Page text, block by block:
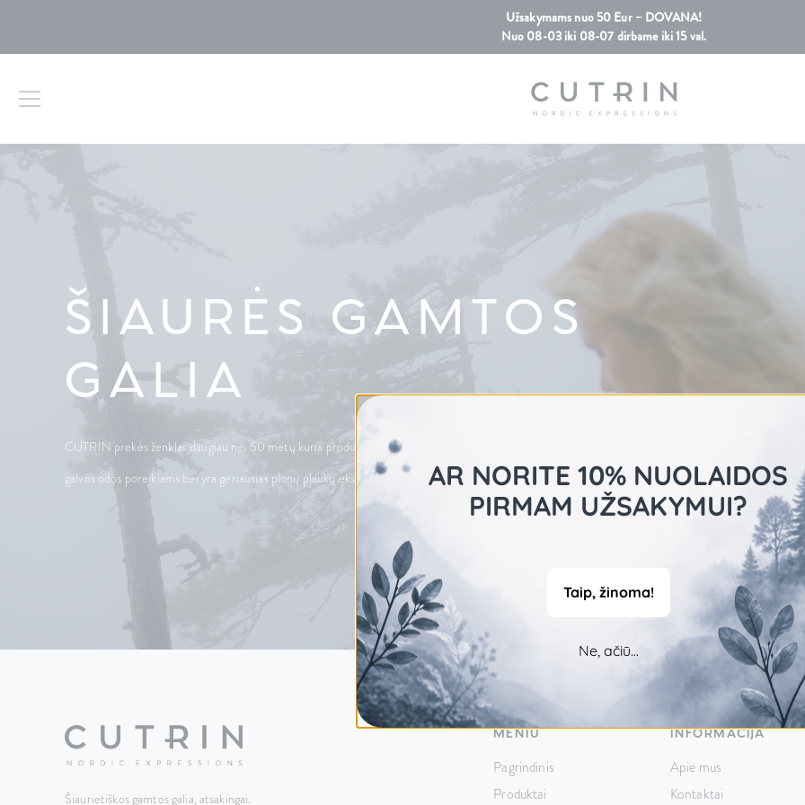
Užsakymams nuo 50 Eur – DOVANA!
Nuo 08-03 iki 08-07 dirbame iki 15 val.
ŠIAURĖS GAMTOS
GALIA
CUTRIN prekės ženklas daugiau nei 50 metų kuria produktus šiaurietiškų plaukų ir
galvos odos poreikiams bei yra geriausias plonų plaukų ekspertas.
Šiaurietiškos gamtos galia, atsakingai.
MENIU
Pagrindinis
Produktai
INFORMACIJA
Apie mus
Kontaktai
AR NORITE 10% NUOLAIDOS
PIRMAM UŽSAKYMUI?
Taip, žinoma!
Ne, ačiū...